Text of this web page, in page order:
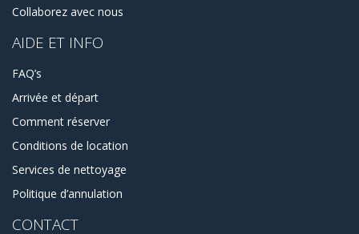
Collaborez avec nous
AIDE ET INFO
FAQ’s
Arrivée et départ
Comment réserver
Conditions de location
Services de nettoyage
Politique d’annulation
CONTACT